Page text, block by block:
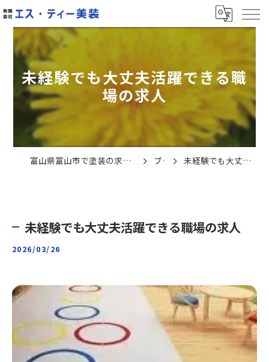
未経験でも大丈夫活躍できる職
場の求人
富山県富山市で塗装の求人なら有限会社エス・ティー美装 ブログ 未経験でも大丈夫活躍できる職場の求人
未経験でも大丈夫活躍できる職場の求人
2026/03/26